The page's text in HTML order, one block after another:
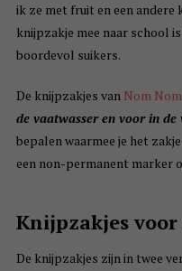
ik ze met fruit en een andere
knijpzakje mee naar school
boordevol suikers.
De knijpzakjes van Nom
de vaatwasser en voor in de
bepalen waarmee je het
een non-permanent marker
Knijpzakjes
De knijpzakjes zijn in twee